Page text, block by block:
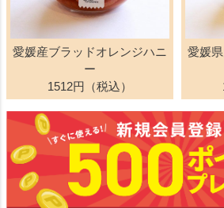
愛媛産ブラッドオレンジハニ
ー
1512円（税込）
愛媛